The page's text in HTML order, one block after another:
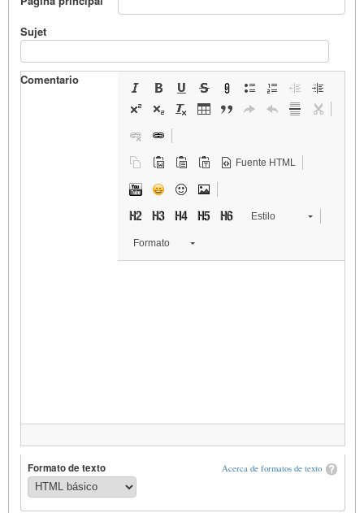
Sujet
Comentario
Fuente HTML
Estilo
Formato
Acerca de formatos de texto
Formato de texto